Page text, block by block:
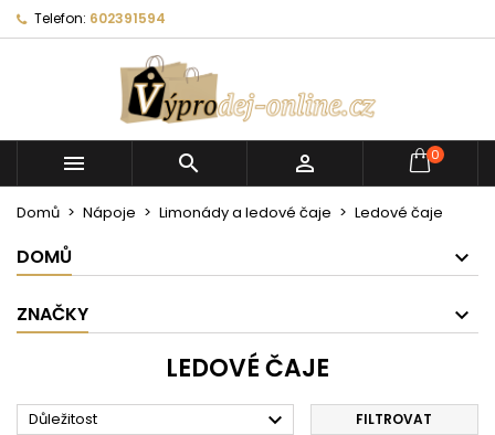
Telefon: 602391594
   0
Domů Nápoje Limonády a ledové čaje Ledové čaje
DOMŮ
ZNAČKY
LEDOVÉ ČAJE
Důležitost  FILTROVAT